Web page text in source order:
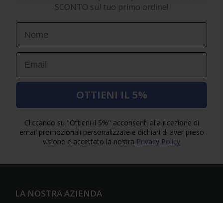
SCONTO sul tuo primo ordine!
First Name
Email
OTTIENI IL 5%
Cliccando su "Ottieni il 5%" acconsenti alla ricezione di
email promozionali personalizzate e dichiari di aver preso
visione e accettato la nostra Privacy Policy
LA NOSTRA AZIENDA